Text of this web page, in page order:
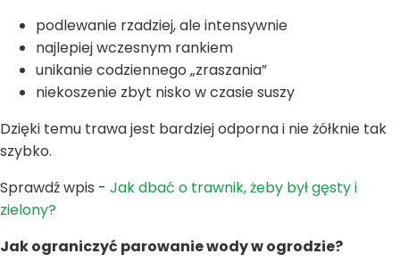
podlewanie rzadziej, ale intensywnie
najlepiej wczesnym rankiem
unikanie codziennego „zraszania”
niekoszenie zbyt nisko w czasie suszy
Dzięki temu trawa jest bardziej odporna i nie żółknie tak
szybko.
Sprawdź wpis - Jak dbać o trawnik, żeby był gęsty i
zielony?
Jak ograniczyć parowanie wody w ogrodzie?